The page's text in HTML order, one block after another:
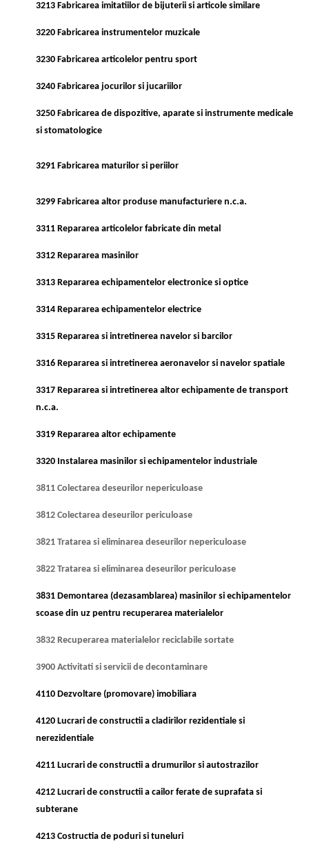
3213 Fabricarea imitatiilor de bijuterii si articole similare
3220 Fabricarea instrumentelor muzicale
3230 Fabricarea articolelor pentru sport
3240 Fabricarea jocurilor si jucariilor
3250 Fabricarea de dispozitive, aparate si instrumente medicale
si stomatologice
3291 Fabricarea maturilor si periilor
3299 Fabricarea altor produse manufacturiere n.c.a.
3311 Repararea articolelor fabricate din metal
3312 Repararea masinilor
3313 Repararea echipamentelor electronice si optice
3314 Repararea echipamentelor electrice
3315 Repararea si intretinerea navelor si barcilor
3316 Repararea si intretinerea aeronavelor si navelor spatiale
3317 Repararea si intretinerea altor echipamente de transport
n.c.a.
3319 Repararea altor echipamente
3320 Instalarea masinilor si echipamentelor industriale
3811 Colectarea deseurilor nepericuloase
3812 Colectarea deseurilor periculoase
3821 Tratarea si eliminarea deseurilor nepericuloase
3822 Tratarea si eliminarea deseurilor periculoase
3831 Demontarea (dezasamblarea) masinilor si echipamentelor
scoase din uz pentru recuperarea materialelor
3832 Recuperarea materialelor reciclabile sortate
3900 Activitati si servicii de decontaminare
4110 Dezvoltare (promovare) imobiliara
4120 Lucrari de constructii a cladirilor rezidentiale si
nerezidentiale
4211 Lucrari de constructii a drumurilor si autostrazilor
4212 Lucrari de constructii a cailor ferate de suprafata si
subterane
4213 Costructia de poduri si tuneluri